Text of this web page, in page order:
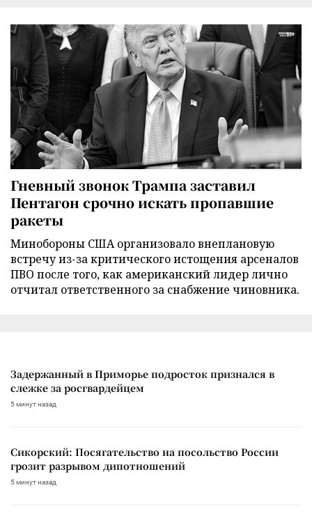
Гневный звонок Трампа заставил
Пентагон срочно искать пропавшие
ракеты
Минобороны США организовало внеплановую
встречу из-за критического истощения арсеналов
ПВО после того, как американский лидер лично
отчитал ответственного за снабжение чиновника.
Задержанный в Приморье подросток признался в
слежке за росгвардейцем
5 минут назад
Сикорский: Посягательство на посольство России
грозит разрывом дипотношений
5 минут назад